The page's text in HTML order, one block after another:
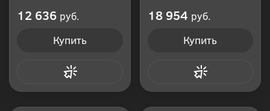
12 636 руб.
Купить
18 954 руб.
Купить